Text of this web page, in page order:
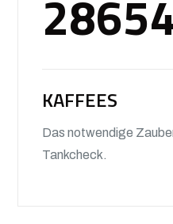
KAFFEES
Das notwendige
Tankcheck.